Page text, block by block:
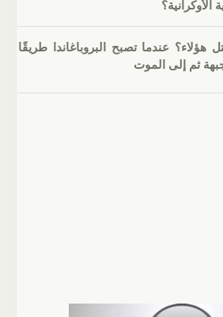
الأوكرانية؟
هؤلاء؟ عندما تصبح البروباغاندا طريقًا
ثم إلى الموت